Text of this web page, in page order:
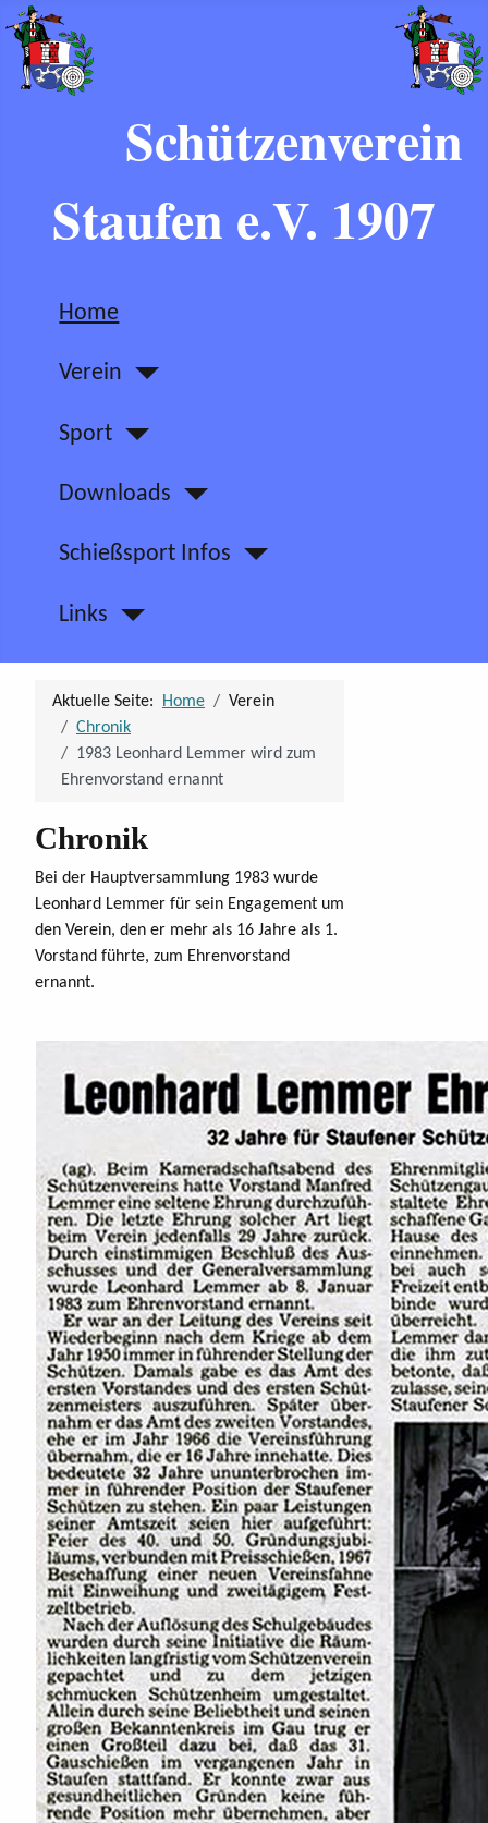
Schützenverein
Staufen e.V. 1907
Home
Verein
Sport
Downloads
Schießsport Infos
Links
Aktuelle Seite: Home
Verein
Chronik
1983 Leonhard Lemmer wird zum
Ehrenvorstand ernannt
Chronik
Bei der Hauptversammlung 1983 wurde
Leonhard Lemmer für sein Engagement um
den Verein, den er mehr als 16 Jahre als 1.
Vorstand führte, zum Ehrenvorstand
ernannt.